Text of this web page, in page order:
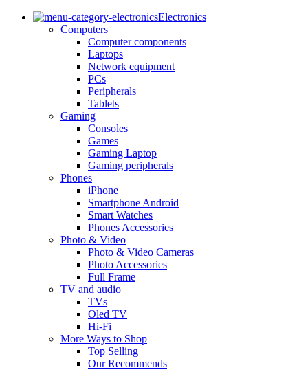
Electronics
Computers
Computer components
Laptops
Network equipment
PCs
Peripherals
Tablets
Gaming
Consoles
Games
Gaming Laptop
Gaming peripherals
Phones
iPhone
Smartphone Android
Smart Watches
Phones Accessories
Photo & Video
Photo & Video Cameras
Photo Accessories
Full Frame
TV and audio
TVs
Oled TV
Hi-Fi
More Ways to Shop
Top Selling
Our Recommends